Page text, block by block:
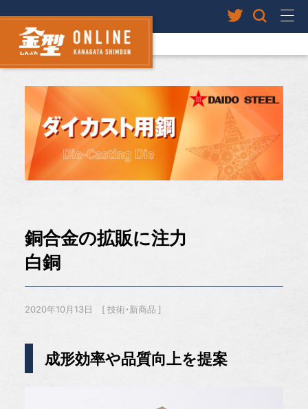
銅合金の拡販に注力
白銅
2020年10月13日 技術・新商品
成形効率や品質向上を提案